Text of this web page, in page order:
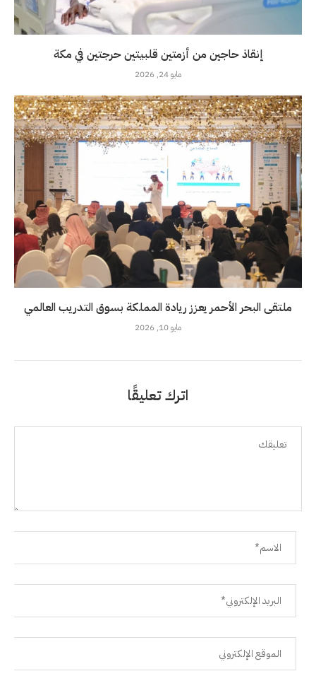
إنقاذ حاجين من أزمتين قلبيتين حرجتين في مكة
مايو 24, 2026
ملتقى البحر الأحمر يعزز ريادة المملكة بسوق التدريب العالمي
مايو 10, 2026
اترك تعليقًا